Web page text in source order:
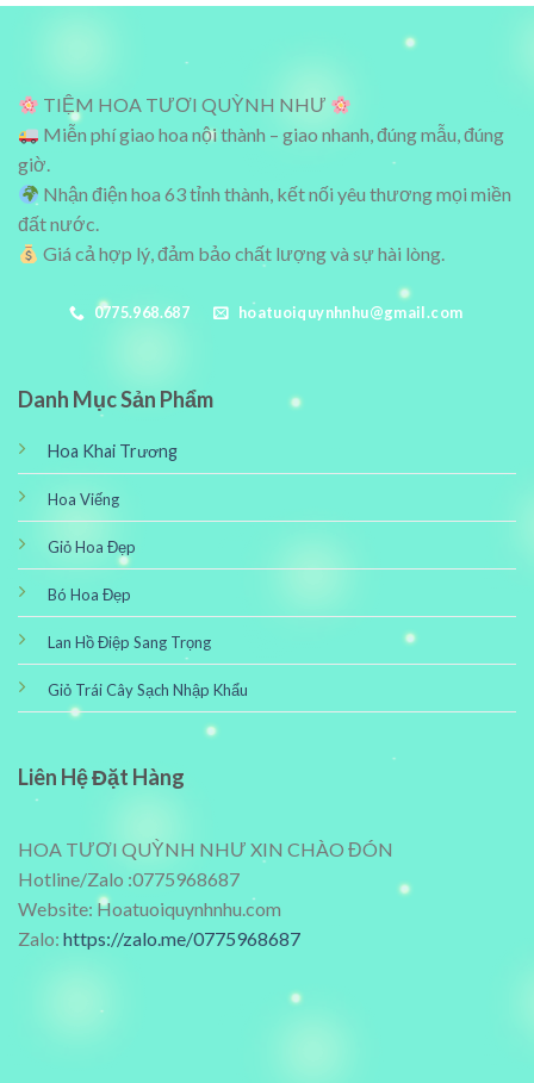
TIỆM HOA TƯƠI QUỲNH NHƯ
Miễn phí giao hoa nội thành – giao nhanh, đúng mẫu, đúng
giờ.
Nhận điện hoa 63 tỉnh thành, kết nối yêu thương mọi miền
đất nước.
Giá cả hợp lý, đảm bảo chất lượng và sự hài lòng.
0775.968.687 hoatuoiquynhnhu@gmail.com
Danh Mục Sản Phẩm
Hoa Khai Trương
Hoa Viếng
Giỏ Hoa Đẹp
Bó Hoa Đẹp
Lan Hồ Điệp Sang Trọng
Giỏ Trái Cây Sạch Nhập Khẩu
Liên Hệ Đặt Hàng
HOA TƯƠI QUỲNH NHƯ XIN CHÀO ĐÓN
Hotline/Zalo :0775968687
Website: Hoatuoiquynhnhu.com
Zalo: https://zalo.me/0775968687